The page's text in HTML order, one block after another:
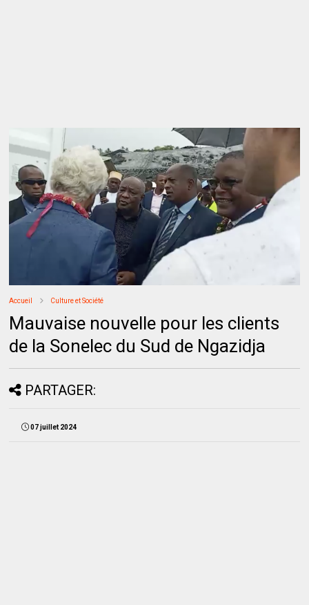
Accueil Culture et Société
Mauvaise nouvelle pour les clients
de la Sonelec du Sud de Ngazidja
PARTAGER:
07 juillet 2024